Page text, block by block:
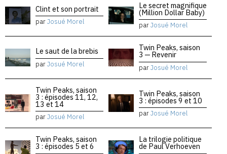
Clint et son portrait
parJosué Morel
Le secret magnifique
(Million Dollar Baby)
parJosué Morel
Le saut de la brebis
parJosué Morel
Twin Peaks, saison
3 — Revenir
parJosué Morel
Twin Peaks, saison
3 : épisodes 11, 12,
13 et 14
parJosué Morel
Twin Peaks, saison
3 : épisodes 9 et 10
parJosué Morel
Twin Peaks, saison
3 : épisodes 5 et 6
La trilogie politique
de Paul Verhoeven